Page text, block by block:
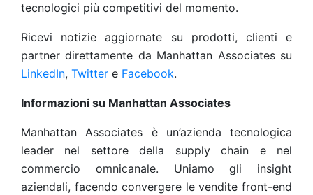
tecnologici più competitivi del momento.
Ricevi notizie aggiornate su prodotti, clienti e
partner direttamente da Manhattan Associates su
LinkedIn, Twitter e Facebook.
Informazioni su Manhattan Associates
Manhattan Associates è un’azienda tecnologica
leader nel settore della supply chain e nel
commercio omnicanale. Uniamo gli insight
aziendali, facendo convergere le vendite front-end